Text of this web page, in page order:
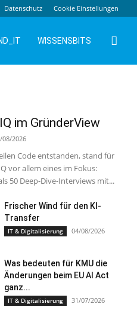
Datenschutz Cookie Einstellungen
WISSENSBITS
im GründerView
08/2026
Code entstanden, stand für
vor allem eines im Fokus:
50 Deep-Dive-Interviews mit...
Frischer Wind für den KI-
Transfer
IT & Digitalisierung 04/08/2026
Was bedeuten für KMU die
Änderungen beim EU AI Act
ganz...
IT & Digitalisierung 31/07/2026